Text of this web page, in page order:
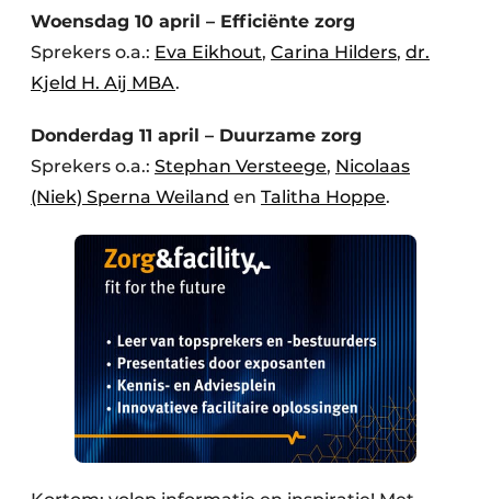
Woensdag 10 april – Efficiënte zorg
Sprekers o.a.: Eva Eikhout, Carina Hilders, dr.
Kjeld H. Aij MBA.
Donderdag 11 april – Duurzame zorg
Sprekers o.a.: Stephan Versteege, Nicolaas
(Niek) Sperna Weiland en Talitha Hoppe.